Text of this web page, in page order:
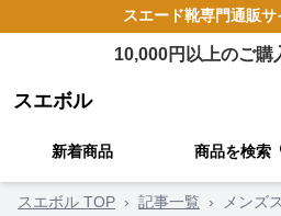
スエード靴専門通販サ
10,000円以上のご購
スエボル
新着商品 商品を検索
スエボル TOP › 記事一覧 › メンズ